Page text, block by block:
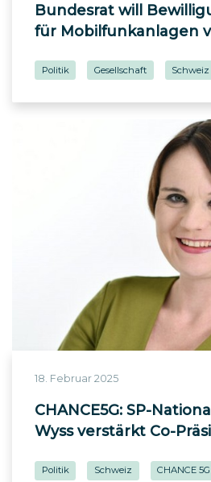
Bundesrat will
für Mobilfunkanlagen
Politik Gesellschaft Schweiz
18. Februar 2025
CHANCE5G: SP-
Wyss verstärkt Co-
Politik Schweiz CHANCE 5G